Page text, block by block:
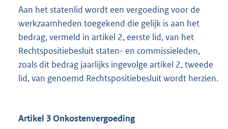
Aan het statenlid wordt een vergoeding voor de
werkzaamheden toegekend die gelijk is aan het
bedrag, vermeld in artikel 2, eerste lid, van het
Rechtspositiebesluit staten- en commissieleden,
zoals dit bedrag jaarlijks ingevolge artikel 2, tweede
lid, van genoemd Rechtspositiebesluit wordt herzien.
Artikel 3 Onkostenvergoeding